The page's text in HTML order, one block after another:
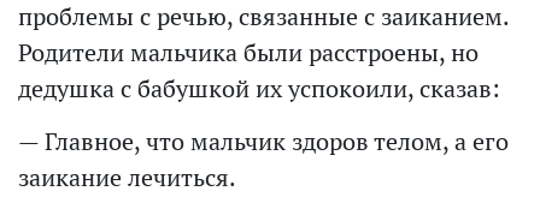
проблемы с речью, связанные с заиканием.
Родители мальчика были расстроены, но
дедушка с бабушкой их успокоили, сказав:
— Главное, что мальчик здоров телом, а его
заикание лечиться.